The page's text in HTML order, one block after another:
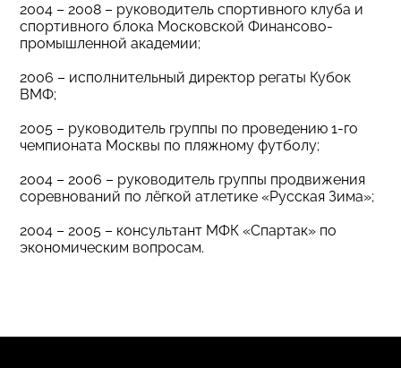
2004 – 2008 – руководитель спортивного клуба и
спортивного блока Московской Финансово-
промышленной академии;
2006 – исполнительный директор регаты Кубок
ВМФ;
2005 – руководитель группы по проведению 1-го
чемпионата Москвы по пляжному футболу;
2004 – 2006 – руководитель группы продвижения
соревнований по лёгкой атлетике «Русская Зима»;
2004 – 2005 – консультант МФК «Спартак» по
экономическим вопросам.